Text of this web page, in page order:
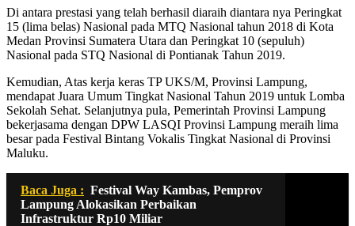
Di antara prestasi yang telah berhasil diaraih diantara nya Peringkat
15 (lima belas) Nasional pada MTQ Nasional tahun 2018 di Kota
Medan Provinsi Sumatera Utara dan Peringkat 10 (sepuluh)
Nasional pada STQ Nasional di Pontianak Tahun 2019.
Kemudian, Atas kerja keras TP UKS/M, Provinsi Lampung,
mendapat Juara Umum Tingkat Nasional Tahun 2019 untuk Lomba
Sekolah Sehat. Selanjutnya pula, Pemerintah Provinsi Lampung
bekerjasama dengan DPW LASQI Provinsi Lampung meraih lima
besar pada Festival Bintang Vokalis Tingkat Nasional di Provinsi
Maluku.
Baca Juga : Festival Way Kambas, Pemprov
Lampung Alokasikan Perbaikan
Infrastruktur Rp10 Miliar